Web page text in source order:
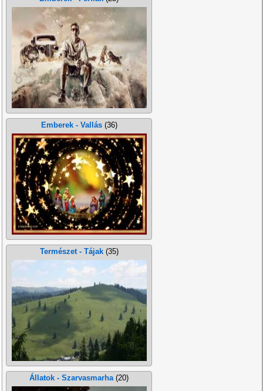
Emberek - Vallás(36)
Természet - Tájak(35)
Állatok - Szarvasmarha(20)